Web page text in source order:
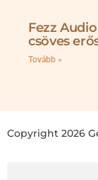
Fezz
csöves
Tovább »
Copyright 2026